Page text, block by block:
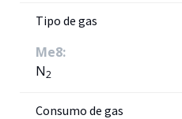
Tipo de gas
Me8:
N2
Consumo de gas